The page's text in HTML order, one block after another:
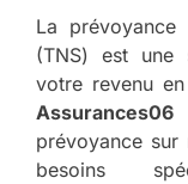
La prévoyance
(TNS) est une
votre revenu
Assurances06
prévoyance sur
besoins